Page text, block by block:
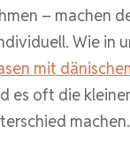
– machen
Wie in
mit
es oft die
machen.